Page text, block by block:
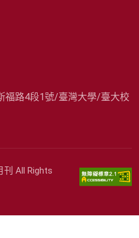
福路4段1號/臺灣大學/臺大校
刊 All Rights